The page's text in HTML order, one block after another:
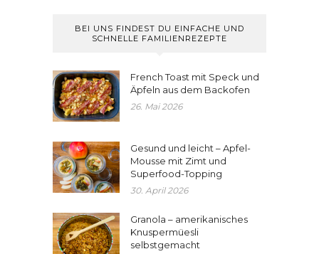
BEI UNS FINDEST DU EINFACHE UND
SCHNELLE FAMILIENREZEPTE
French Toast mit Speck und
Äpfeln aus dem Backofen
26. Mai 2026
Gesund und leicht – Apfel-
Mousse mit Zimt und
Superfood-Topping
30. April 2026
Granola – amerikanisches
Knuspermüesli
selbstgemacht